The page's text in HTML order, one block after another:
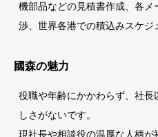
機部品などの見積書作成、各
渉、世界各港での積込みスケジ
國森の魅力
役職や年齢にかかわらず、社
しさがないです。
現社長や相談役の温厚な人柄